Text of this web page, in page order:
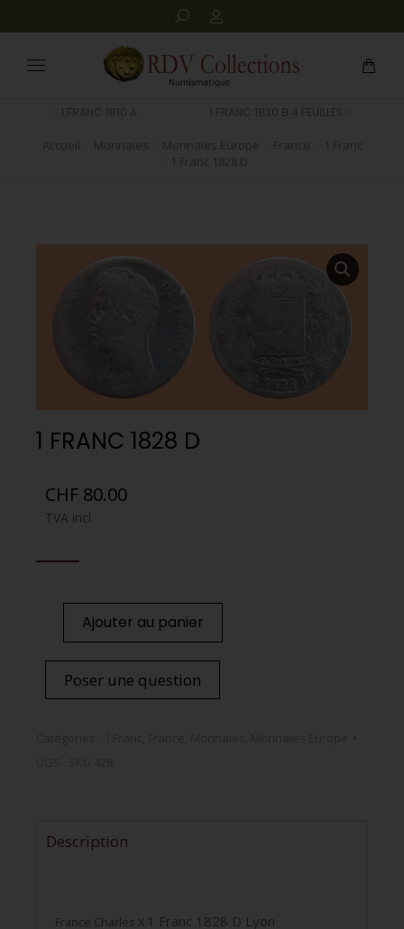
1 FRANC 1828 D
CHF 80.00
TVA incl.
Ajouter au panier
Poser une question
Description
France Charles X 1 Franc 1828 D Lyon